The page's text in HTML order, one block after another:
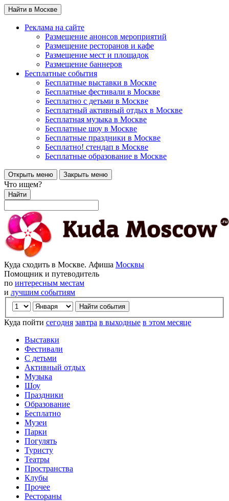
Найти в Москве
Реклама на сайте
Размещение анонсов мероприятий
Размещение ресторанов и кафе
Размещение мест и площадок
Размещение баннеров
Бесплатные события
Бесплатные выставки в Москве
Бесплатные фестивали в Москве
Бесплатно с детьми в Москве
Бесплатный активный отдых в Москве
Бесплатная музыка в Москве
Бесплатные шоу в Москве
Бесплатные праздники в Москве
Бесплатно! стендап в Москве
Бесплатные образование в Москве
Открыть меню Закрыть меню
Что ищем?
Найти
Куда сходить в Москве. Афиша Москвы
Помощник и путеводитель
по интересным местам
и лучшим событиям
Куда пойти сегодня завтра в выходные в этом месяце
Выставки
Фестивали
С детьми
Активный отдых
Музыка
Шоу
Праздники
Образование
Бесплатно
Музеи
Парки
Погулять
Туристу
Театры
Пространства
Клубы
Прочее
Рестораны